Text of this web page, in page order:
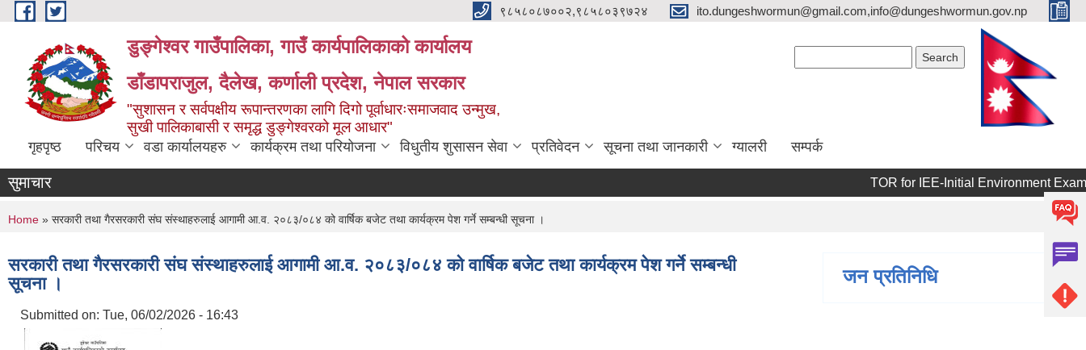
Skip to main content ९८५८०८७००२,९८५८०३९७२४ ito.dungeshwormun@gmail.com,info@dungeshwormun.gov.np
डुङ्गेश्वर गाउँपालिका, गाउँ कार्यपालिकाको कार्यालय
डाँडापराजुल, दैलेख, कर्णाली प्रदेश, नेपाल सरकार
"सुशासन र सर्वपक्षीय रूपान्तरणका लागि दिगो पूर्वाधारःसमाजवाद उन्मुख,
सुखी पालिकाबासी र समृद्ध डुङ्गेश्वरको मूल आधार"
गृहपृष्ठ परिचय वडा कार्यालयहरु कार्यक्रम तथा परियोजना विधुतीय शुसासन सेवा प्रतिवेदन सूचना तथा जानकारी ग्यालरी सम्पर्क
सुमाचार TOR for IEE-Initial Environment
You are here
Home » सरकारी तथा गैरसरकारी संघ संस्थाहरुलाई आगामी आ.व. २०८३/०८४ को वार्षिक बजेट तथा कार्यक्रम पेश गर्ने सम्बन्धी सूचना ।
सरकारी तथा गैरसरकारी संघ संस्थाहरुलाई आगामी आ.व. २०८३/०८४ को वार्षिक बजेट तथा कार्यक्रम पेश गर्ने सम्बन्धी
सूचना ।
Submitted on: Tue, 06/02/2026 - 16:43
जन प्रतिनिधि